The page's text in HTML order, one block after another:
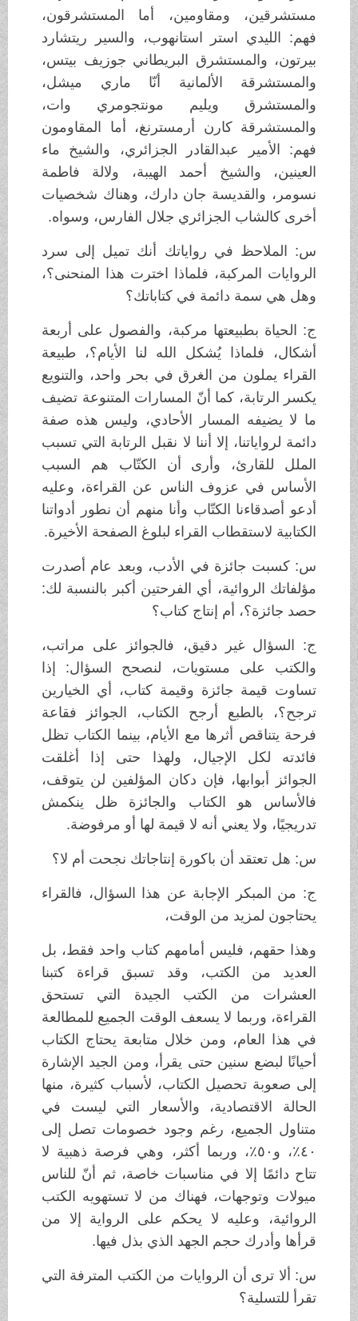
مستشرقين، ومقاومين، أما المستشرقون،
فهم: الليدي استر استانهوب، والسير ريتشارد
بيرتون، والمستشرق البريطاني جوزيف بيتس،
والمستشرقة الألمانية أنّا ماري ميشل،
والمستشرق ويليم مونتجومري وات،
والمستشرقة كارن أرمسترنغ، أما المقاومون
فهم: الأمير عبدالقادر الجزائري، والشيخ ماء
العينين، والشيخ أحمد الهيبة، ولالة فاطمة
نسومر، والقديسة جان دارك، وهناك شخصيات
أخرى كالشاب الجزائري جلال الفارس، وسواه.
س: الملاحظ في رواياتك أنك تميل إلى سرد
الروايات المركبة، فلماذا اخترت هذا المنحنى؟،
وهل هي سمة دائمة في كتاباتك؟
ج: الحياة بطبيعتها مركبة، والفصول على أربعة
أشكال، فلماذا يُشكل الله لنا الأيام؟، طبيعة
القراء يملون من الغرق في بحر واحد، والتنويع
يكسر الرتابة، كما أنّ المسارات المتنوعة تضيف
ما لا يضيفه المسار الأحادي، وليس هذه صفة
دائمة لرواياتنا، إلا أننا لا نقبل الرتابة التي تسبب
الملل للقارئ، وأرى أن الكتّاب هم السبب
الأساس في عزوف الناس عن القراءة، وعليه
أدعو أصدقاءنا الكتّاب وأنا منهم أن نطور أدواتنا
الكتابية لاستقطاب القراء لبلوغ الصفحة الأخيرة.
س: كسبت جائزة في الأدب، وبعد عام أصدرت
مؤلفاتك الروائية، أي الفرحتين أكبر بالنسبة لك:
حصد جائزة؟، أم إنتاج كتاب؟
ج: السؤال غير دقيق، فالجوائز على مراتب،
والكتب على مستويات، لنصحح السؤال: إذا
تساوت قيمة جائزة وقيمة كتاب، أي الخيارين
ترجح؟، بالطبع أرجح الكتاب، الجوائز فقاعة
فرحة يتناقص أثرها مع الأيام، بينما الكتاب تظل
فائدته لكل الإجيال، ولهذا حتى إذا أغلقت
الجوائز أبوابها، فإن دكان المؤلفين لن يتوقف،
فالأساس هو الكتاب والجائزة ظل ينكمش
تدريجيًا، ولا يعني أنه لا قيمة لها أو مرفوضة.
س: هل تعتقد أن باكورة إنتاجاتك نجحت أم لا؟
ج: من المبكر الإجابة عن هذا السؤال، فالقراء
يحتاجون لمزيد من الوقت،
وهذا حقهم، فليس أمامهم كتاب واحد فقط، بل
العديد من الكتب، وقد تسبق قراءة كتبنا
العشرات من الكتب الجيدة التي تستحق
القراءة، وربما لا يسعف الوقت الجميع للمطالعة
في هذا العام، ومن خلال متابعة يحتاج الكتاب
أحيانًا لبضع سنين حتى يقرأ، ومن الجيد الإشارة
إلى صعوبة تحصيل الكتاب، لأسباب كثيرة، منها
الحالة الاقتصادية، والأسعار التي ليست في
متناول الجميع، رغم وجود خصومات تصل إلى
٤٠٪؜، و٥٠٪؜، وربما أكثر، وهي فرصة ذهبية لا
تتاح دائمًا إلا في مناسبات خاصة، ثم أنّ للناس
ميولات وتوجهات، فهناك من لا تستهويه الكتب
الروائية، وعليه لا يحكم على الرواية إلا من
قرأها وأدرك حجم الجهد الذي بذل فيها.
س: ألا ترى أن الروايات من الكتب المترفة التي
تقرأ للتسلية؟